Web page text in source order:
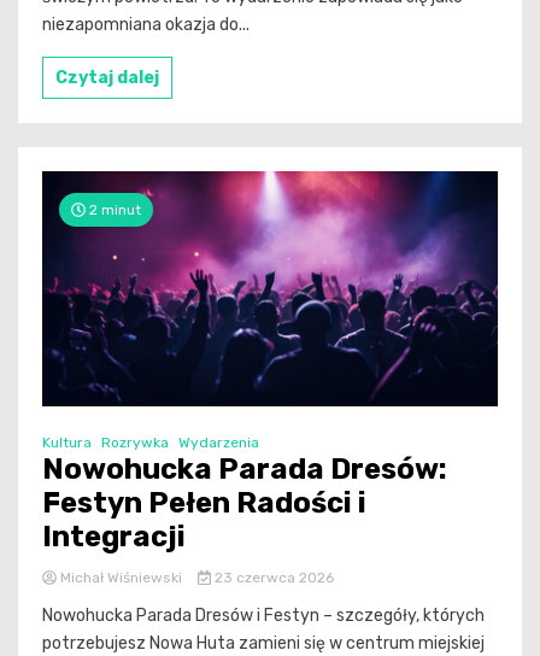
niezapomniana okazja do...
Czytaj dalej
2 minut
Kultura Rozrywka Wydarzenia
Nowohucka Parada Dresów:
Festyn Pełen Radości i
Integracji
Michał Wiśniewski 23 czerwca 2026
Nowohucka Parada Dresów i Festyn – szczegóły, których
potrzebujesz Nowa Huta zamieni się w centrum miejskiej